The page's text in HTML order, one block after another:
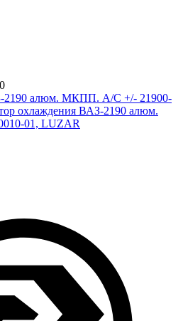
2190 алюм. МКПП. A/C +/- 21900-
охлаждения ВАЗ-2190 алюм.
01, LUZAR